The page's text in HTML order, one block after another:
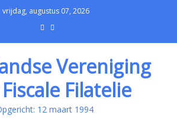
vrijdag, augustus 07, 2026
Vereniging
Filatelie
12 maart 1994